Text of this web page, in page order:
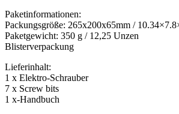
Paketinformationen:
Packungsgröße: 265x200x65mm /
Paketgewicht: 350 g / 12,25 Unzen
Blisterverpackung
Lieferinhalt:
1 x Elektro-Schrauber
7 x Screw bits
1 x-Handbuch